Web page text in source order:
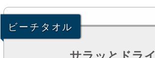
ビーチタオル